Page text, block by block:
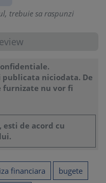
trebuie sa raspunzi
niciodata. De
furnizate nu vor fi
de acord cu
financiara
bugete